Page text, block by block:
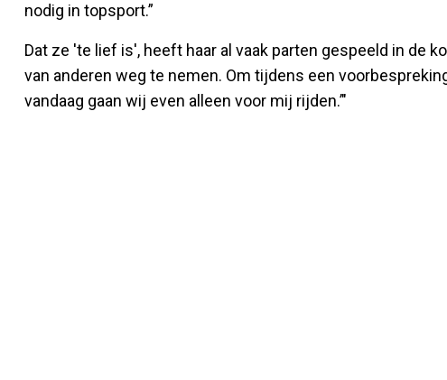
nodig in topsport.”
Dat ze 'te lief is', heeft haar al vaak parten gespeeld in de
van anderen weg te nemen. Om tijdens een
vandaag gaan wij even alleen voor mij rijden.’"